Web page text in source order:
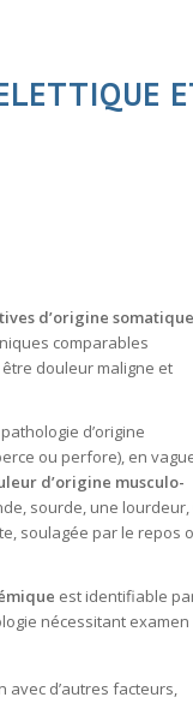
d’origine somatique
comparables
douleur maligne et
d’origine
ou perfore), en
d’origine musculo-
sourde, une lourdeur,
soulagée par le repos
est identifiable
nécessitant examen
avec d’autres facteurs,